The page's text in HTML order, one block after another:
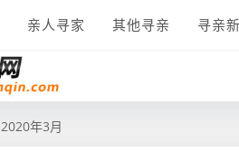
亲人寻家 其他寻亲 寻亲
2020年3月